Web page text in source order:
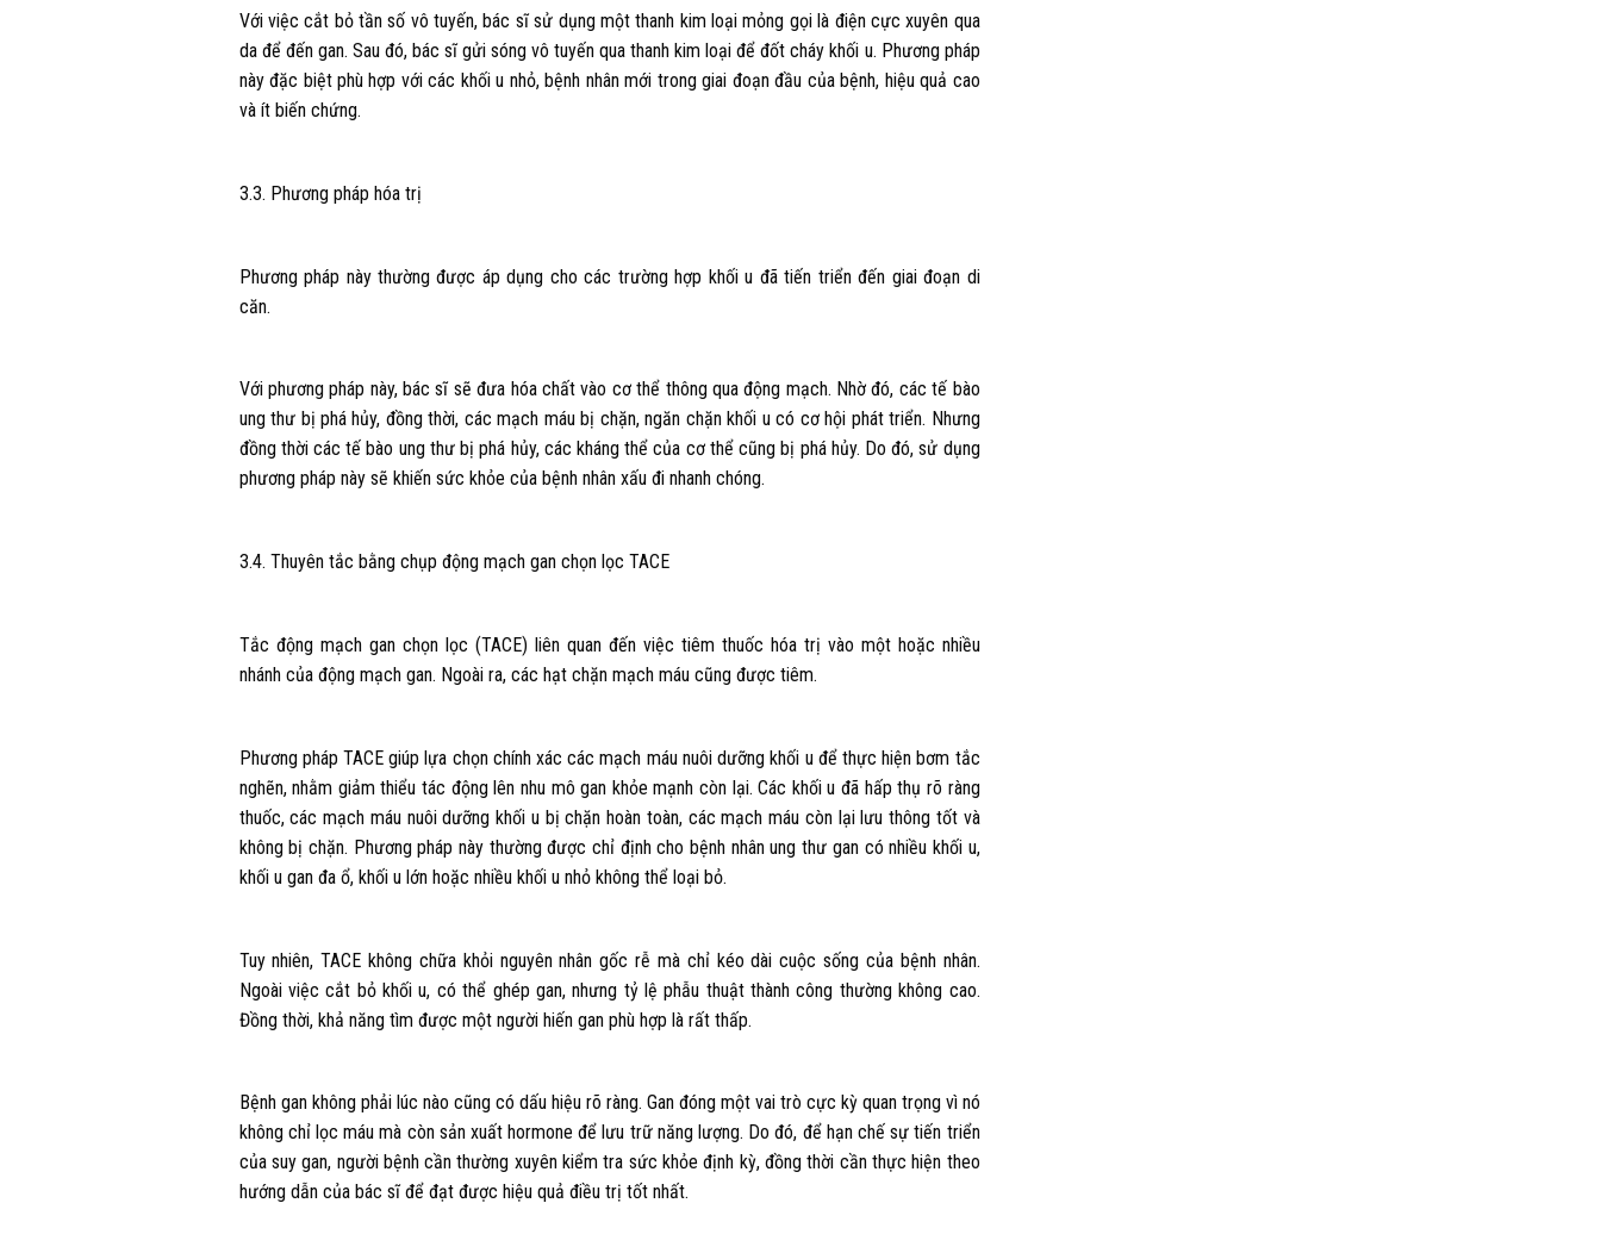
Với việc cắt bỏ tần số vô tuyến, bác sĩ sử dụng một thanh kim loại mỏng gọi là điện cực xuyên qua
da để đến gan. Sau đó, bác sĩ gửi sóng vô tuyến qua thanh kim loại để đốt cháy khối u. Phương pháp
này đặc biệt phù hợp với các khối u nhỏ, bệnh nhân mới trong giai đoạn đầu của bệnh, hiệu quả cao
và ít biến chứng.
3.3. Phương pháp hóa trị
Phương pháp này thường được áp dụng cho các trường hợp khối u đã tiến triển đến giai đoạn di
căn.
Với phương pháp này, bác sĩ sẽ đưa hóa chất vào cơ thể thông qua động mạch. Nhờ đó, các tế bào
ung thư bị phá hủy, đồng thời, các mạch máu bị chặn, ngăn chặn khối u có cơ hội phát triển. Nhưng
đồng thời các tế bào ung thư bị phá hủy, các kháng thể của cơ thể cũng bị phá hủy. Do đó, sử dụng
phương pháp này sẽ khiến sức khỏe của bệnh nhân xấu đi nhanh chóng.
3.4. Thuyên tắc bằng chụp động mạch gan chọn lọc TACE
Tắc động mạch gan chọn lọc (TACE) liên quan đến việc tiêm thuốc hóa trị vào một hoặc nhiều
nhánh của động mạch gan. Ngoài ra, các hạt chặn mạch máu cũng được tiêm.
Phương pháp TACE giúp lựa chọn chính xác các mạch máu nuôi dưỡng khối u để thực hiện bơm tắc
nghẽn, nhằm giảm thiểu tác động lên nhu mô gan khỏe mạnh còn lại. Các khối u đã hấp thụ rõ ràng
thuốc, các mạch máu nuôi dưỡng khối u bị chặn hoàn toàn, các mạch máu còn lại lưu thông tốt và
không bị chặn. Phương pháp này thường được chỉ định cho bệnh nhân ung thư gan có nhiều khối u,
khối u gan đa ổ, khối u lớn hoặc nhiều khối u nhỏ không thể loại bỏ.
Tuy nhiên, TACE không chữa khỏi nguyên nhân gốc rễ mà chỉ kéo dài cuộc sống của bệnh nhân.
Ngoài việc cắt bỏ khối u, có thể ghép gan, nhưng tỷ lệ phẫu thuật thành công thường không cao.
Đồng thời, khả năng tìm được một người hiến gan phù hợp là rất thấp.
Bệnh gan không phải lúc nào cũng có dấu hiệu rõ ràng. Gan đóng một vai trò cực kỳ quan trọng vì nó
không chỉ lọc máu mà còn sản xuất hormone để lưu trữ năng lượng. Do đó, để hạn chế sự tiến triển
của suy gan, người bệnh cần thường xuyên kiểm tra sức khỏe định kỳ, đồng thời cần thực hiện theo
hướng dẫn của bác sĩ để đạt được hiệu quả điều trị tốt nhất.